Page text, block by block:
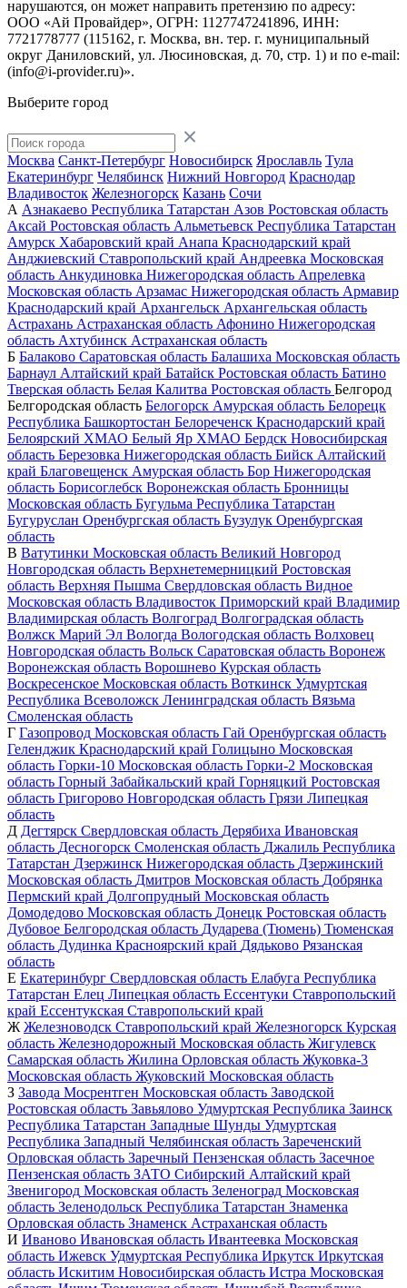
нарушаются, он может направить претензию по адресу:
ООО «Ай Провайдер», ОГРН: 1127747241896, ИНН:
7721778777 (115162, г. Москва, вн. тер. г. муниципальный
округ Даниловский, ул. Люсиновская, д. 70, стр. 1) и по e-mail:
(info@i-provider.ru)».
Выберите город
Москва Санкт-Петербург Новосибирск Ярославль Тула
Екатеринбург Челябинск Нижний Новгород Краснодар
Владивосток Железногорск Казань Сочи
А Азнакаево Республика Татарстан Азов Ростовская область
Аксай Ростовская область Альметьевск Республика Татарстан
Амурск Хабаровский край Анапа Краснодарский край
Анджиевский Ставропольский край Андреевка Московская
область Анкудиновка Нижегородская область Апрелевка
Московская область Арзамас Нижегородская область Армавир
Краснодарский край Архангельск Архангельская область
Астрахань Астраханская область Афонино Нижегородская
область Ахтубинск Астраханская область
Б Балаково Саратовская область Балашиха Московская область
Барнаул Алтайский край Батайск Ростовская область Батино
Тверская область Белая Калитва Ростовская область Белгород
Белгородская область Белогорск Амурская область Белорецк
Республика Башкортостан Белореченск Краснодарский край
Белоярский ХМАО Белый Яр ХМАО Бердск Новосибирская
область Березовка Нижегородская область Бийск Алтайский
край Благовещенск Амурская область Бор Нижегородская
область Борисоглебск Воронежская область Бронницы
Московская область Бугульма Республика Татарстан
Бугуруслан Оренбургская область Бузулук Оренбургская
область
В Ватутинки Московская область Великий Новгород
Новгородская область Верхнетемерницкий Ростовская
область Верхняя Пышма Свердловская область Видное
Московская область Владивосток Приморский край Владимир
Владимирская область Волгоград Волгоградская область
Волжск Марий Эл Вологда Вологодская область Волховец
Новгородская область Вольск Саратовская область Воронеж
Воронежская область Ворошнево Курская область
Воскресенское Московская область Воткинск Удмуртская
Республика Всеволожск Ленинградская область Вязьма
Смоленская область
Г Газопровод Московская область Гай Оренбургская область
Геленджик Краснодарский край Голицыно Московская
область Горки-10 Московская область Горки-2 Московская
область Горный Забайкальский край Горняцкий Ростовская
область Григорово Новгородская область Грязи Липецкая
область
Д Дегтярск Свердловская область Дерябиха Ивановская
область Десногорск Смоленская область Джалиль Республика
Татарстан Дзержинск Нижегородская область Дзержинский
Московская область Дмитров Московская область Добрянка
Пермский край Долгопрудный Московская область
Домодедово Московская область Донецк Ростовская область
Дубовое Белгородская область Дударева (Тюмень) Тюменская
область Дудинка Красноярский край Дядьково Рязанская
область
Е Екатеринбург Свердловская область Елабуга Республика
Татарстан Елец Липецкая область Ессентуки Ставропольский
край Ессентукская Ставропольский край
Ж Железноводск Ставропольский край Железногорск Курская
область Железнодорожный Московская область Жигулевск
Самарская область Жилина Орловская область Жуковка-3
Московская область Жуковский Московская область
З Завода Мосрентген Московская область Заводской
Ростовская область Завьялово Удмуртская Республика Заинск
Республика Татарстан Западные Шунды Удмуртская
Республика Западный Челябинская область Зареченский
Орловская область Заречный Пензенская область Засечное
Пензенская область ЗАТО Сибирский Алтайский край
Звенигород Московская область Зеленоград Московская
область Зеленодольск Республика Татарстан Знаменка
Орловская область Знаменск Астраханская область
И Иваново Ивановская область Ивантеевка Московская
область Ижевск Удмуртская Республика Иркутск Иркутская
область Искитим Новосибирская область Истра Московская